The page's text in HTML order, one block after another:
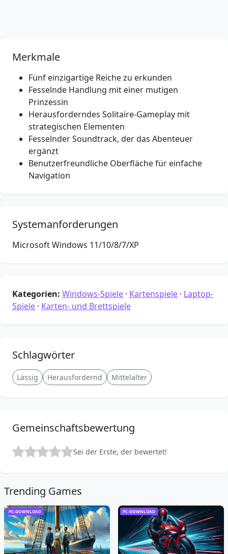
Merkmale
Fünf einzigartige Reiche zu erkunden
Fesselnde Handlung mit einer mutigen
Prinzessin
Herausforderndes Solitaire-Gameplay mit
strategischen Elementen
Fesselnder Soundtrack, der das Abenteuer
ergänzt
Benutzerfreundliche Oberfläche für einfache
Navigation
Systemanforderungen
Microsoft Windows 11/10/8/7/XP
Kategorien: Windows-Spiele · Kartenspiele · Laptop-
Spiele · Karten- und Brettspiele
Schlagwörter
Lässig Herausfordernd Mittelalter
Gemeinschaftsbewertung
Sei der Erste, der bewertet!
Trending Games
PC-DOWNLOAD PC-DOWNLOAD